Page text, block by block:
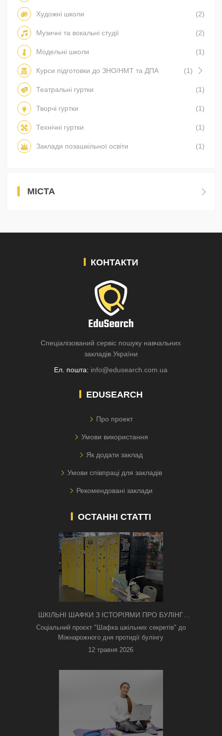
Художні школи (2)
Музичні та вокальні студії (2)
Модельні школи (1)
Курси підготовки до ЗНО/НМТ та ДПА (1)
Театральні гуртки (1)
Творчі гуртки (1)
Технічні гуртки (1)
Заклади позашкільної освіти (1)
МІСТА
КОНТАКТИ
Спеціалізований сервіс пошуку навчальних
закладів України
Ел. пошта: info@edusearch.com.ua
EDUSEARCH
Про проект
Умови використання
Як додати заклад
Умови співпраці для закладів
Рекомендовані заклади
ОСТАННІ СТАТТІ
ШКІЛЬНІ ШАФКИ З ІСТОРІЯМИ ПРО БУЛІНГ
З'ЯВИЛИСЯ В КИЄВІ
Соціальний проєкт "Шафка шкільних секретів" до
Міжнарожного дня протидії булінгу
12 травня 2026